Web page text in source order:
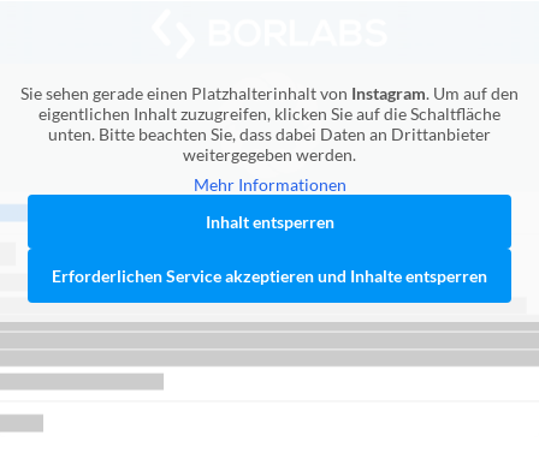
Sie sehen gerade einen Platzhalterinhalt von Instagram. Um auf den
eigentlichen Inhalt zuzugreifen, klicken Sie auf die Schaltfläche
unten. Bitte beachten Sie, dass dabei Daten an Drittanbieter
weitergegeben werden.
Mehr Informationen
Inhalt entsperren
Erforderlichen Service akzeptieren und Inhalte entsperren